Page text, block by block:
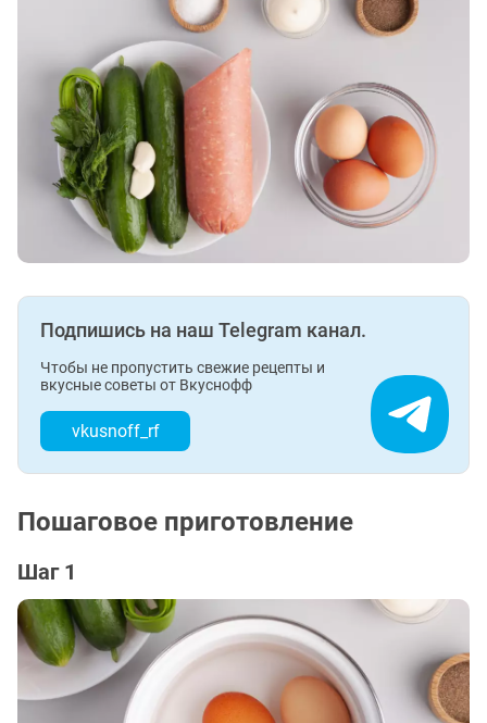
Подпишись на наш Telegram канал.
Чтобы не пропустить свежие рецепты и
вкусные советы от Вкуснофф
vkusnoff_rf
Пошаговое приготовление
Шаг 1